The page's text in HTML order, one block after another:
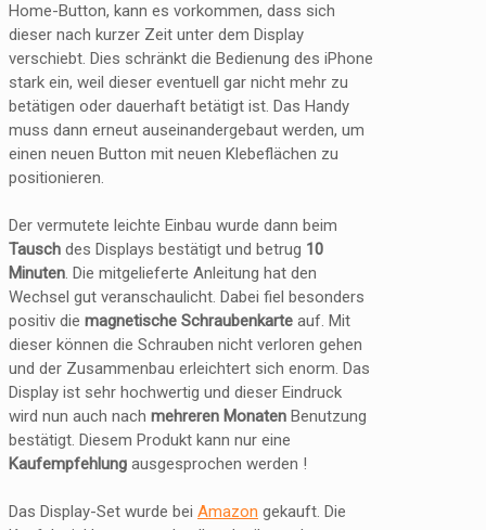
Home-Button, kann es vorkommen, dass sich
dieser nach kurzer Zeit unter dem Display
verschiebt. Dies schränkt die Bedienung des iPhone
stark ein, weil dieser eventuell gar nicht mehr zu
betätigen oder dauerhaft betätigt ist. Das Handy
muss dann erneut auseinandergebaut werden, um
einen neuen Button mit neuen Klebeflächen zu
positionieren.
Der vermutete leichte Einbau wurde dann beim
Tausch des Displays bestätigt und betrug 10
Minuten. Die mitgelieferte Anleitung hat den
Wechsel gut veranschaulicht. Dabei fiel besonders
positiv die magnetische Schraubenkarte auf. Mit
dieser können die Schrauben nicht verloren gehen
und der Zusammenbau erleichtert sich enorm. Das
Display ist sehr hochwertig und dieser Eindruck
wird nun auch nach mehreren Monaten Benutzung
bestätigt. Diesem Produkt kann nur eine
Kaufempfehlung ausgesprochen werden !
Das Display-Set wurde bei Amazon gekauft. Die